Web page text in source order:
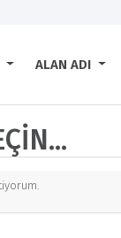
ALAN ADI